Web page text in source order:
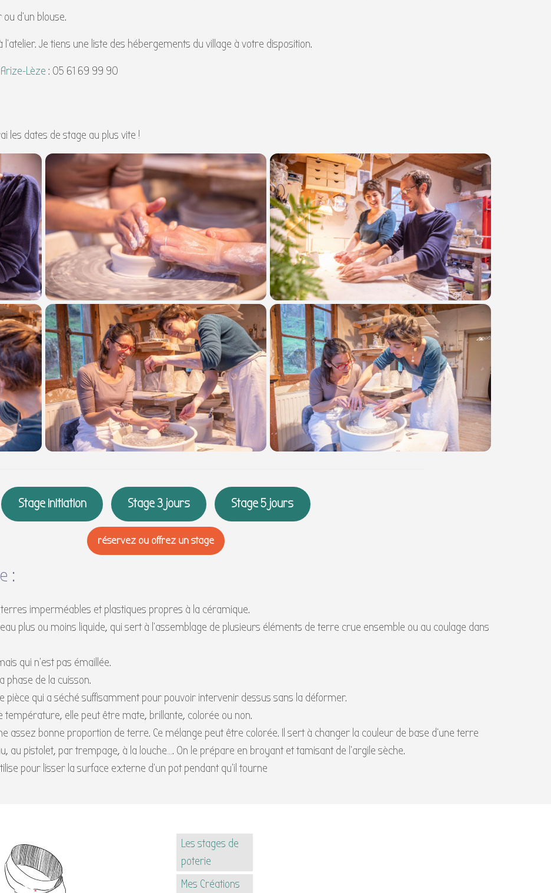
d’un blouse.
Je tiens une liste des hébergements du village à votre disposition.
Lèze : 05 61 69 99 90
les dates de stage au plus vite !
Stage initiation Stage 3 jours Stage 5 jours
réservez ou offrez un stage
:
imperméables et plastiques propres à la céramique.
plus ou moins liquide, qui sert à l’assemblage de plusieurs éléments de terre crue ensemble ou au coulage dans
qui n’est pas émaillée.
phase de la cuisson.
pièce qui a séché suffisamment pour pouvoir intervenir dessus sans la déformer.
température, elle peut être mate, brillante, colorée ou non.
assez bonne proportion de terre. Ce mélange peut être colorée. Il sert à changer la couleur de base d’une terre
au pistolet, par trempage, à la louche…. On le prépare en broyant et tamisant de l’argile sèche.
pour lisser la surface externe d’un pot pendant qu’il tourne
Les stages de
poterie
Mes Créations